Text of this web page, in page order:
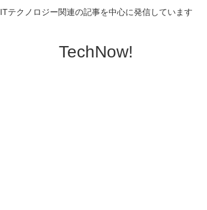
ITテクノロジー関連の記事を中心に発信しています
TechNow!